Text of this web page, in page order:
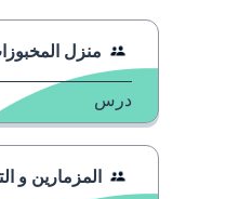
منزل
درس
المزمارين و